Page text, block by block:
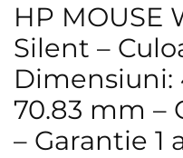
HP MOUSE
Silent –
Dimensiuni:
70.83 mm –
– Garantie 1